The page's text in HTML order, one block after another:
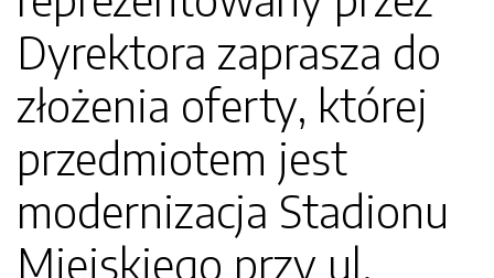
Dyrektora zaprasza do
złożenia oferty, której
przedmiotem jest
modernizacja Stadionu
Miejskiego przy ul.